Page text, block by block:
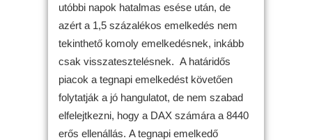
utóbbi napok hatalmas esése után, de
azért a 1,5 százalékos emelkedés nem
tekinthető komoly emelkedésnek, inkább
csak visszatesztelésnek. A határidős
piacok a tegnapi emelkedést követően
folytatják a jó hangulatot, de nem szabad
elfelejtkezni, hogy a DAX számára a 8440
erős ellenállás. A tegnapi emelkedő